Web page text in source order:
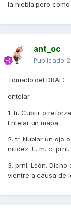
la niebla pero
ant_oc
Publicado
Tomado del DRAE:
entelar
1. tr. Cubrir o
Entelar un mapa.
2. tr. Nublar un ojo
nitidez. U. m. c. prnl.
3. prnl. León. Dicho
vientre a causa de